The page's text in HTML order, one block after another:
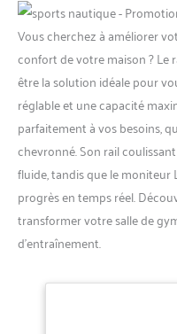
Vous cherchez à améliorer
confort de votre maison ?
être la solution idéale pour
réglable et une capacité
parfaitement à vos besoins,
chevronné. Son rail
fluide, tandis que le moniteur
progrès en temps réel.
transformer votre salle de
d’entraînement.